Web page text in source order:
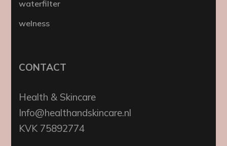
waterfilter
welness
CONTACT
Health & Skincare
Info@healthandskincare.nl
KVK 75892774